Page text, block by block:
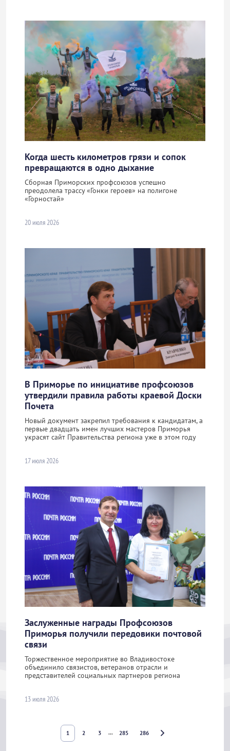
Когда шесть километров грязи и сопок
превращаются в одно дыхание
Сборная Приморских профсоюзов успешно
преодолела трассу «Гонки героев» на полигоне
«Горностай»
20 июля 2026
В Приморье по инициативе профсоюзов
утвердили правила работы краевой Доски
Почета
Новый документ закрепил требования к кандидатам, а
первые двадцать имен лучших мастеров Приморья
украсят сайт Правительства региона уже в этом году
17 июля 2026
Заслуженные награды Профсоюзов
Приморья получили передовики почтовой
связи
Торжественное мероприятие во Владивостоке
объединило связистов, ветеранов отрасли и
представителей социальных партнеров региона
13 июля 2026